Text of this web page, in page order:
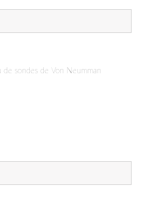
sondes de Von Neumman